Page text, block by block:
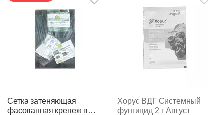
Сетка затеняющая
фасованная крепеж в
Хорус ВДГ Системный
фунгицид 2 г Август